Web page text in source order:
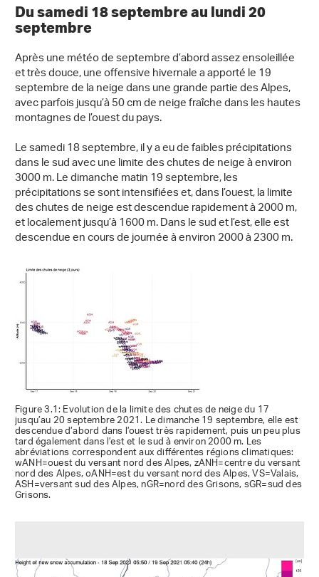
Du samedi 18 septembre au lundi 20
septembre
Après une météo de septembre d’abord assez ensoleillée
et très douce, une offensive hivernale a apporté le 19
septembre de la neige dans une grande partie des Alpes,
avec parfois jusqu’à 50 cm de neige fraîche dans les hautes
montagnes de l’ouest du pays.
Le samedi 18 septembre, il y a eu de faibles précipitations
dans le sud avec une limite des chutes de neige à environ
3000 m. Le dimanche matin 19 septembre, les
précipitations se sont intensifiées et, dans l’ouest, la limite
des chutes de neige est descendue rapidement à 2000 m,
et localement jusqu’à 1600 m. Dans le sud et l’est, elle est
descendue en cours de journée à environ 2000 à 2300 m.
Figure 3.1: Evolution de la limite des chutes de neige du 17
jusqu’au 20 septembre 2021. Le dimanche 19 septembre, elle est
descendue d’abord dans l’ouest très rapidement, puis un peu plus
tard également dans l’est et le sud à environ 2000 m. Les
abréviations correspondent aux différentes régions climatiques:
wANH=ouest du versant nord des Alpes, zANH=centre du versant
nord des Alpes, oANH=est du versant nord des Alpes, VS=Valais,
ASH=versant sud des Alpes, nGR=nord des Grisons, sGR=sud des
Grisons.